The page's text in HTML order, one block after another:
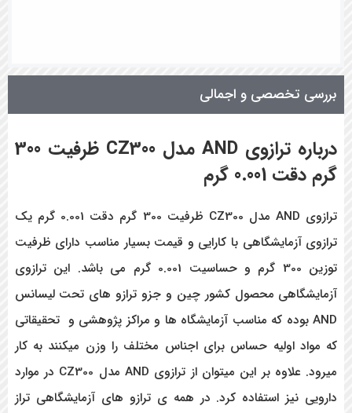
بررسی تخصصی و اجمالی
درباره ترازوی AND مدل CZ300 ظرفیت 300
گرم دقت 0.001 گرم
ترازوی AND مدل CZ300 ظرفیت 300 گرم دقت 0.001 گرم یک
ترازوی آزمایشگاهی با کارایی و قیمت بسیار مناسب دارای ظرفیت
توزین 300 گرم و حساسیت 0.001 گرم می باشد. این ترازوی
آزمایشگاهی محصول کشور چین و جزو ترازو های تحت لیسانس
AND بوده که مناسب آزمایشگاه ها و مراکز پژوهشی و تحقیقاتی
که مواد اولیه حساس برای اجناس مختلف را وزن میکنند به کار
میرود. علاوه بر این میتوان از ترازوی AND مدل CZ300 در موارد
دارویی نیز استفاده کرد. در همه ی ترازو های آزمایشگاهی تراز